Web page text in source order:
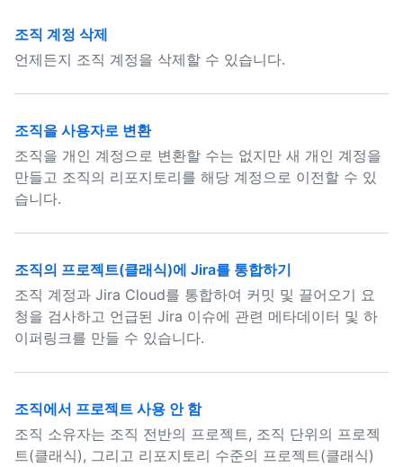
조직 계정 삭제
언제든지 조직 계정을 삭제할 수 있습니다.
조직을 사용자로 변환
조직을 개인 계정으로 변환할 수는 없지만 새 개인 계정을
만들고 조직의 리포지토리를 해당 계정으로 이전할 수 있
습니다.
조직의 프로젝트(클래식)에 Jira를 통합하기
조직 계정과 Jira Cloud를 통합하여 커밋 및 끌어오기 요
청을 검사하고 언급된 Jira 이슈에 관련 메타데이터 및 하
이퍼링크를 만들 수 있습니다.
조직에서 프로젝트 사용 안 함
조직 소유자는 조직 전반의 프로젝트, 조직 단위의 프로젝
트(클래식), 그리고 리포지토리 수준의 프로젝트(클래식)